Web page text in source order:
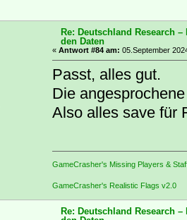
Re: Deutschland Research –
den Daten
« Antwort #84 am: 05.September
Passt, alles gut.
Die
Also alles save für
GameCrasher's Missing Players &
GameCrasher's Realistic Flags v2.0
Re: Deutschland Research –